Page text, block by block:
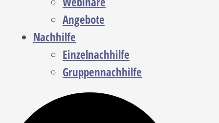
Angebote
Nachhilfe
Einzelnachhilfe
Gruppennachhilfe